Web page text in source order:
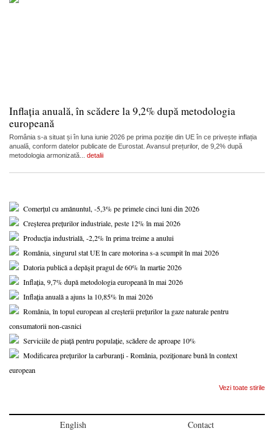
Inflația anuală, în scădere la 9,2% după metodologia
europeană
România s-a situat și în luna iunie 2026 pe prima poziție din UE în ce privește inflația
anuală, conform datelor publicate de Eurostat. Avansul prețurilor, de 9,2% după
metodologia armonizată... detalii
Comerțul cu amănuntul, -5,3% pe primele cinci luni din 2026
Creșterea prețurilor industriale, peste 12% în mai 2026
Producția industrială, -2,2% în prima treime a anului
România, singurul stat UE în care motorina s-a scumpit în mai 2026
Datoria publică a depășit pragul de 60% în martie 2026
Inflația, 9,7% după metodologia europeană în mai 2026
Inflația anuală a ajuns la 10,85% în mai 2026
România, în topul european al creșterii prețurilor la gaze naturale pentru
consumatorii non-casnici
Serviciile de piață pentru populație, scădere de aproape 10%
Modificarea prețurilor la carburanți - România, poziționare bună în context
european
Vezi toate stirile
English Contact